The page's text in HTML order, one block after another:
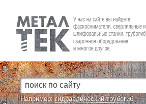
Fein — Профессиональный электроинструмент для обработки
металла.
Например:гидравлический трубогиб